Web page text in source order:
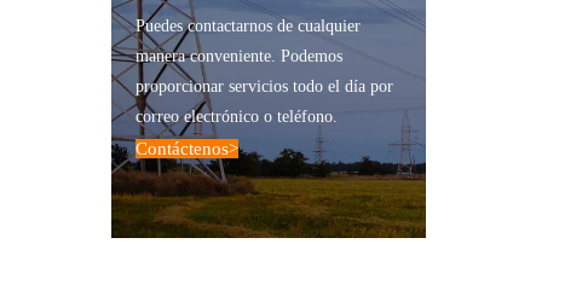
Puedes contactarnos de cualquier
manera conveniente. Podemos
proporcionar servicios todo el día por
correo electrónico o teléfono.
Contáctenos>